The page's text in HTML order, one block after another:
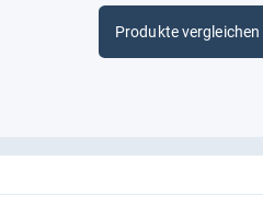
Produkte vergleichen